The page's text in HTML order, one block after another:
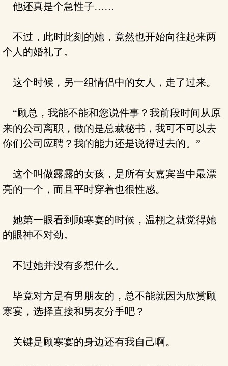
他还真是个急性子……
不过，此时此刻的她，竟然也开始向往起来两
个人的婚礼了。
这个时候，另一组情侣中的女人，走了过来。
“顾总，我能不能和您说件事？我前段时间从原
来的公司离职，做的是总裁秘书，我可不可以去
你们公司应聘？我的能力还是说得过去的。”
这个叫做露露的女孩，是所有女嘉宾当中最漂
亮的一个，而且平时穿着也很性感。
她第一眼看到顾寒宴的时候，温栩之就觉得她
的眼神不对劲。
不过她并没有多想什么。
毕竟对方是有男朋友的，总不能就因为欣赏顾
寒宴，选择直接和男友分手吧？
关键是顾寒宴的身边还有我自己啊。